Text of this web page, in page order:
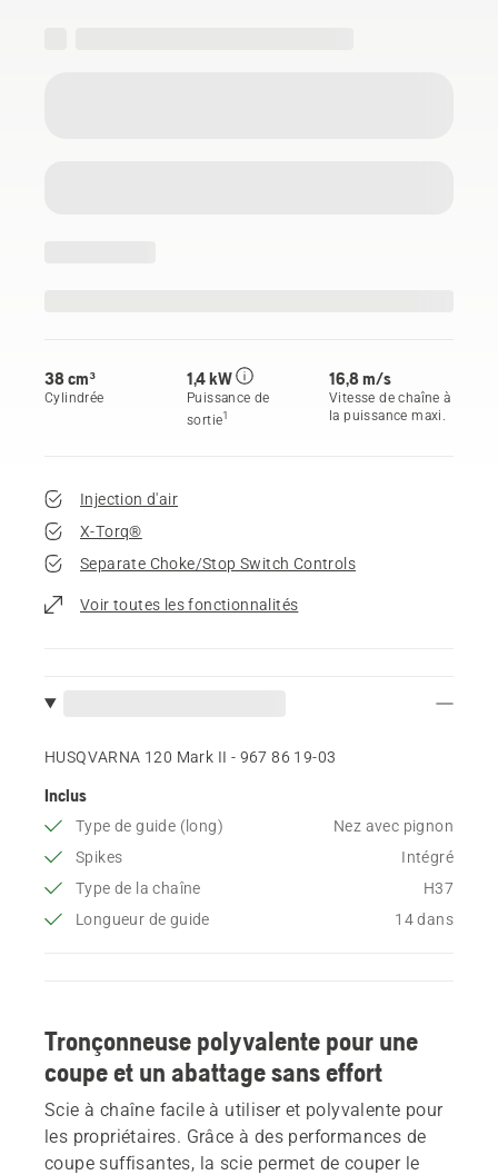
38 cm³
Cylindrée
1,4 kW
Puissance de
sortie1
16,8 m/s
Vitesse de chaîne à
la puissance maxi.
Injection d'air
X-Torq®
Separate Choke/Stop Switch Controls
Voir toutes les fonctionnalités
HUSQVARNA 120 Mark II - 967 86 19‑03
Inclus
Type de guide (long)
Nez avec pignon
Spikes
Intégré
Type de la chaîne
H37
Longueur de guide
14 dans
Tronçonneuse polyvalente pour une
coupe et un abattage sans effort
Scie à chaîne facile à utiliser et polyvalente pour
les propriétaires. Grâce à des performances de
coupe suffisantes, la scie permet de couper le